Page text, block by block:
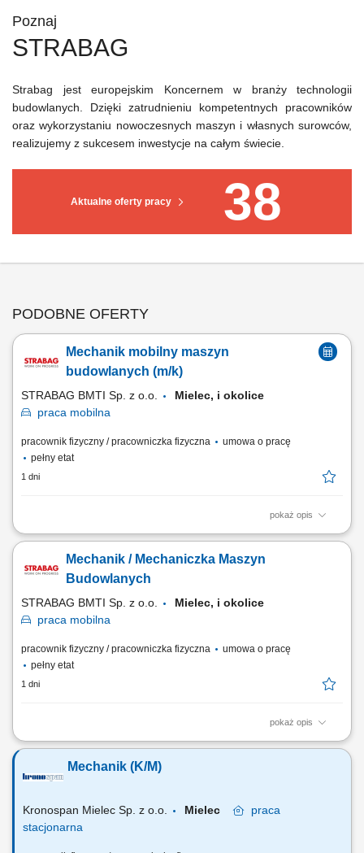
Poznaj
STRABAG
Aktualne oferty pracy 38
Strabag jest europejskim Koncernem w branży technologii
budowlanych. Dzięki zatrudnieniu kompetentnych pracowników
oraz wykorzystaniu nowoczesnych maszyn i własnych surowców,
realizujemy z sukcesem inwestycje na całym świecie.
PODOBNE OFERTY
Mechanik mobilny maszyn
budowlanych (m/k)
STRABAG BMTI Sp. z o.o.
Mielec, i okolice
praca mobilna
pracownik fizyczny / pracowniczka fizyczna
umowa o pracę
pełny etat
1 dni
pokaż opis
Twoja rola w STRABAG wykonywanie napraw i serwisów maszyn
wykonywanie napraw i serwisów drobnego sprzętu (m.in. zagęszczarki,
piły) prace modernizacyjne i konserwacyjne; dokonywanie przeglądów
Mechanik / Mechaniczka Maszyn
Budowlanych
STRABAG BMTI Sp. z o.o.
Mielec, i okolice
praca mobilna
pracownik fizyczny / pracowniczka fizyczna
umowa o pracę
pełny etat
1 dni
pokaż opis
Opis stanowiska wykonywanie napraw i serwisowanie maszyn
walce; serwisowanie drobnego sprzętu, m.in. zagęszczarek i pilarek;
prowadzenie prac konserwacyjnych i modernizacyjnych maszyn;
Mechanik (K/M)
Kronospan Mielec Sp. z o.o. Mielec
praca
stacjonarna